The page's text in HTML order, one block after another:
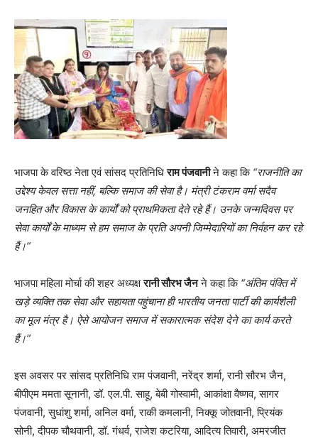
भाजपा के वरिष्ठ नेता एवं सांसद प्रतिनिधिराम पंजवानीने कहा कि “राजनीति का
उद्देश्य केवल सत्ता नहीं, बल्कि समाज की सेवा है। मंत्री टंकराम वर्मा सदैव
जनहित और विकास के कार्यों को प्राथमिकता देते रहे हैं। उनके जन्मदिवस पर
सेवा कार्यों के माध्यम से हम समाज के प्रति अपनी जिम्मेदारियों का निर्वहन कर रहे
हैं।”
भाजपा महिला मोर्चा की शहर अध्यक्षरानी सौरभ जैनने कहा कि “अंतिम पंक्ति में
खड़े व्यक्ति तक सेवा और सहायता पहुंचाना ही भारतीय जनता पार्टी की कार्यशैली
का मूल मंत्र है। ऐसे आयोजन समाज में सकारात्मक संदेश देने का कार्य करते
हैं।”
इस अवसर पर सांसद प्रतिनिधि राम पंजवानी, नरेंद्र शर्मा, रानी सौरभ जैन,
बीपीएम ममता सूनानी, डॉ. एल.पी. साहू, बेबी गोस्वामी, आकांक्षा वैष्णव, सागर
पंजवानी, सुधांशु शर्मा, अनिल वर्मा, राकी कमलानी, निक्कू जोतवानी, प्रियंक
सोनी, दीपक चौथवानी, डॉ. गंधर्व, राजेश कटरिया, आदित्य तिवारी, अमरजीत